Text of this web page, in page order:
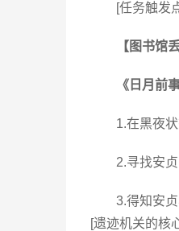
[任务触发
【图书馆
《日月前事
1.在黑夜
2.寻找安
3.得知安
[遗迹机关的核